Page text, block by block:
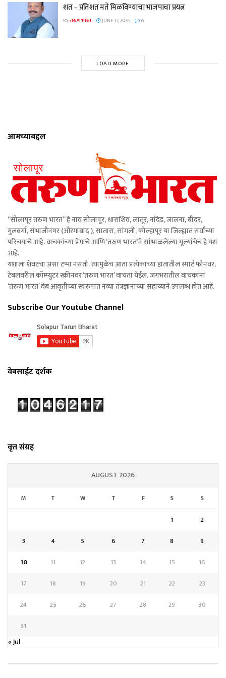
शत – प्रतिशत मते मिळविण्याचा भाजपाचा प्रयत्न
BYतरुण भारत JUNE 17, 2026 0
LOAD MORE
आमच्याबद्दल
“सोलापूर तरुण भारत” हे नाव सोलापूर, धाराशिव, लातूर, नांदेड, जालना, बीदर,
गुलबर्गा, संभाजीनगर (औरंगाबाद ), सातारा, सांगली, कोल्हापूर या जिल्ह्यात सर्वांच्या
परिचयाचे आहे. वाचकांच्या प्रेमाचे आणि ‘तरुण भारत’ने सांभाळलेल्या मूल्यांचेच हे यश
आहे.
यशाला शेवटचा असा टप्पा नसतो. त्यामुळेच आता प्रत्येकाच्या हातातील स्मार्ट फोनवर,
टेबलवरील कॉम्प्युटर स्क्रीनवर ‘तरुण भारत’ वाचता येईल. जगभरातील वाचकांना
‘तरुण भारत’ वेब आवृत्तीच्या स्वरुपात नव्या तंत्रज्ञानाच्या सहाय्याने उपलब्ध होत आहे.
Subscribe Our Youtube Channel
वेबसाईट दर्शक
वृत्त संग्रह
AUGUST 2026
M T W T F S S
1
2
3
4 5 6 7 8
9
10
11 12 13 14 15
16
17
18 19 20 21 22
23
24
25 26 27 28 29
30
31
« Jul